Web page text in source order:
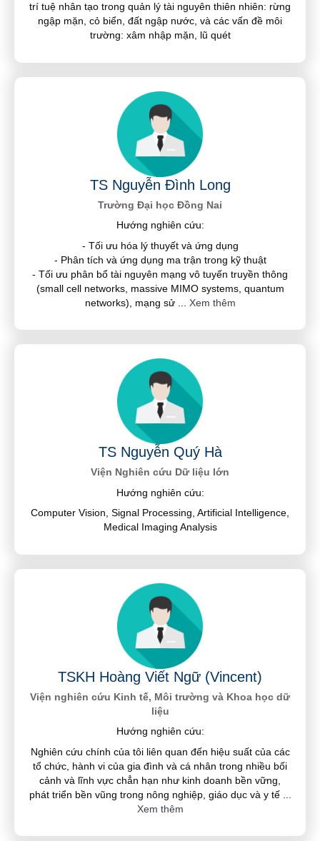
trí tuệ nhân tạo trong quản lý tài nguyên thiên nhiên: rừng
ngập mặn, cỏ biển, đất ngập nước, và các vấn đề môi
trường: xâm nhập mặn, lũ quét
TS Nguyễn Đình Long
Trường Đại học Đồng Nai
Hướng nghiên cứu:
- Tối ưu hóa lý thuyết và ứng dụng
- Phân tích và ứng dụng ma trận trong kỹ thuật
- Tối ưu phân bổ tài nguyên mạng vô tuyến truyền thông
(small cell networks, massive MIMO systems, quantum
networks), mạng sử
Xem thêm
TS Nguyễn Quý Hà
Viện Nghiên cứu Dữ liệu lớn
Hướng nghiên cứu:
Computer Vision, Signal Processing, Artificial Intelligence,
Medical Imaging Analysis
TSKH Hoàng Viết Ngữ (Vincent)
Viện nghiên cứu Kinh tế, Môi trường và Khoa học dữ
liệu
Hướng nghiên cứu:
Nghiên cứu chính của tôi liên quan đến hiệu suất của các
tổ chức, hành vi của gia đình và cá nhân trong nhiều bối
cảnh và lĩnh vực chẳn hạn như kinh doanh bền vững,
phát triển bền vũng trong nông nghiệp, giáo dục và y tế
Xem thêm